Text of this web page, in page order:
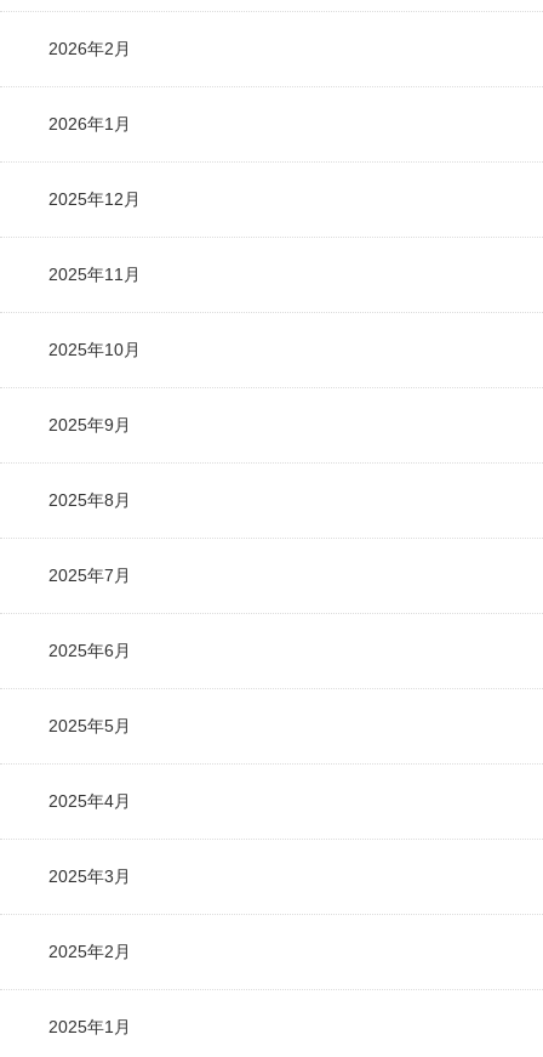
2026年2月
2026年1月
2025年12月
2025年11月
2025年10月
2025年9月
2025年8月
2025年7月
2025年6月
2025年5月
2025年4月
2025年3月
2025年2月
2025年1月